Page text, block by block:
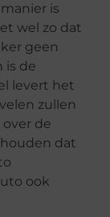
is
wel zo dat
geen
is de
levert het
zullen
de
dat
ook